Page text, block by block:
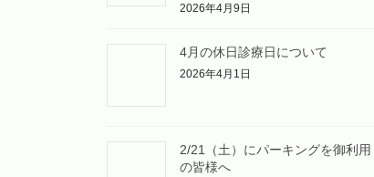
2026年4月9日
4月の休日診療日について
2026年4月1日
2/21（土）にパーキングを御利用
の皆様へ